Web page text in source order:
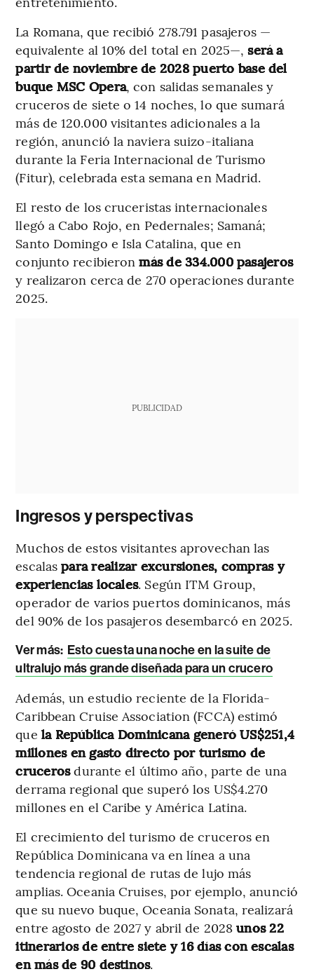
La Romana, que recibió 278.791 pasajeros —
equivalente al 10% del total en 2025—,será a
partir de noviembre de 2028 puerto base del
buque MSC Opera, con salidas semanales y
cruceros de siete o 14 noches, lo que sumará
más de 120.000 visitantes adicionales a la
región, anunció la naviera suizo-italiana
durante la Feria Internacional de Turismo
(Fitur), celebrada esta semana en Madrid.
El resto de los cruceristas internacionales
llegó a Cabo Rojo, en Pedernales; Samaná;
Santo Domingo e Isla Catalina, que en
conjunto recibieronmás de 334.000 pasajeros
y realizaron cerca de 270 operaciones durante
2025.
PUBLICIDAD
Ingresos y perspectivas
Muchos de estos visitantes aprovechan las
escalaspara realizar excursiones, compras y
experiencias locales. Según ITM Group,
operador de varios puertos dominicanos, más
del 90% de los pasajeros desembarcó en 2025.
Ver más: Esto cuesta una noche en la suite de
ultralujo más grande diseñada para un crucero
Además, un estudio reciente de la Florida-
Caribbean Cruise Association (FCCA) estimó
que la República Dominicana generó US$251,4
millones en gasto directo por turismo de
crucerosdurante el último año, parte de una
derrama regional que superó los US$4.270
millones en el Caribe y América Latina.
El crecimiento del turismo de cruceros en
República Dominicana va en línea a una
tendencia regional de rutas de lujo más
amplias. Oceania Cruises, por ejemplo, anunció
que su nuevo buque, Oceania Sonata, realizará
entre agosto de 2027 y abril de 2028unos 22
itinerarios de entre siete y 16 días con escalas
en más de 90 destinos.